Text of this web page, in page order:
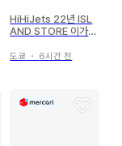
HiHiJets 22년 ISL
AND STORE 이가리
2' 봄
도쿄 ・ 6시간 전